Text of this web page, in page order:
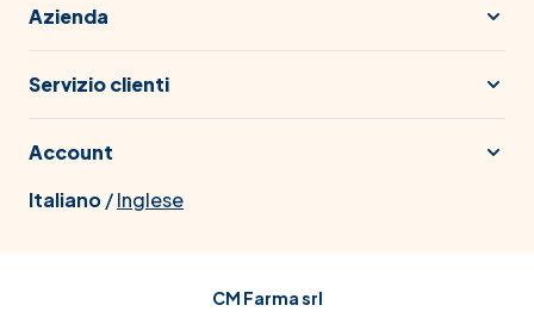
Azienda
Servizio clienti
Account
Italiano/Inglese
CM Farma srl